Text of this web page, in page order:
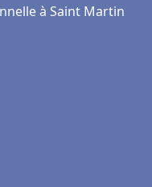
à Saint Martin